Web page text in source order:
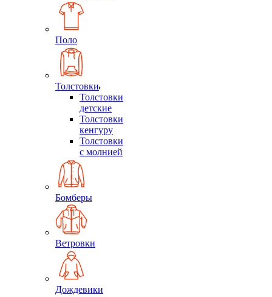
Поло
Толстовки
Толстовки
детские
Толстовки
кенгуру
Толстовки
с молнией
Бомберы
Ветровки
Дождевики